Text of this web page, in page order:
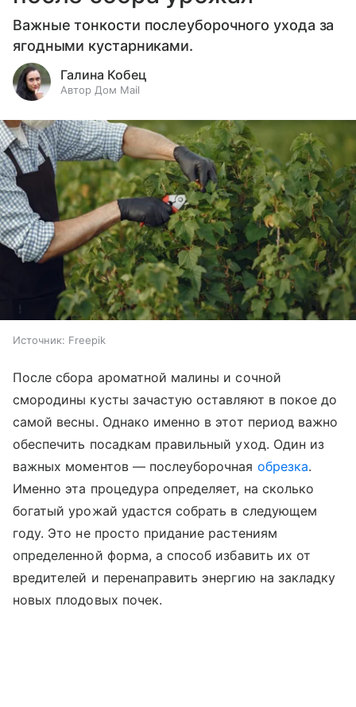
Важные тонкости послеуборочного ухода за
ягодными кустарниками.
Галина Кобец
Автор Дом Mail
Источник: Freepik
После сбора ароматной малины и сочной
смородины кусты зачастую оставляют в покое до
самой весны. Однако именно в этот период важно
обеспечить посадкам правильный уход. Один из
важных моментов — послеуборочная обрезка.
Именно эта процедура определяет, на сколько
богатый урожай удастся собрать в следующем
году. Это не просто придание растениям
определенной форма, а способ избавить их от
вредителей и перенаправить энергию на закладку
новых плодовых почек.